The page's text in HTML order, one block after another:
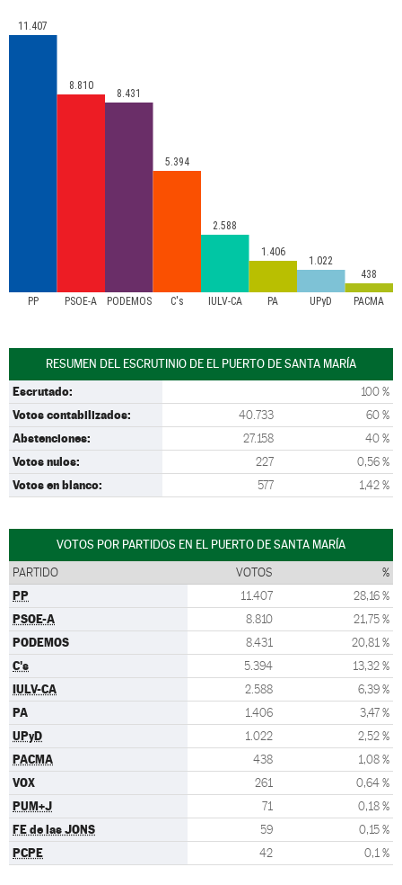
PP PSOE-A PODEMOS C's IULV-CA PA UPyD PACMA
11.407
8.810
8.431
5.394
2.588
1.406
1.022
438
RESUMEN DEL ESCRUTINIO DE EL PUERTO DE SANTA MARÍA
Escrutado: 100 %
Votos contabilizados: 40.733 60 %
Abstenciones: 27.158 40 %
Votos nulos: 227 0,56 %
Votos en blanco: 577 1,42 %
VOTOS POR PARTIDOS EN EL PUERTO DE SANTA MARÍA
PARTIDO VOTOS %
PP 11.407 28,16 %
PSOE-A 8.810 21,75 %
PODEMOS 8.431 20,81 %
C's 5.394 13,32 %
IULV-CA 2.588 6,39 %
PA 1.406 3,47 %
UPyD 1.022 2,52 %
PACMA 438 1,08 %
VOX 261 0,64 %
PUM+J 71 0,18 %
FE de las JONS 59 0,15 %
PCPE 42 0,1 %